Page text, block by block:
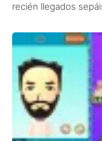
recién llegados